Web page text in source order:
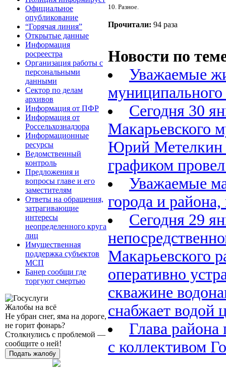
Официальное
опубликование
“Горячая линия”
Открытые данные
Информация
росреестра
Организация работы с
персональными
данными
Сектор по делам
архивов
Информация от ПФР
Информация от
Россельхознадзора
Информационные
ресурсы
Ведомственный
контроль
Предложения и
вопросы главе и его
заместителям
Ответы на обращения,
затрагивающие
интересы
неопределенного круга
лиц
Имущественная
поддержка субъектов
МСП
Банер сообщи где
торгуют смертью
Жалобы на всё
Не убран снег, яма на дороге,
не горит фонарь?
Столкнулись с проблемой —
сообщите о ней!
Подать жалобу
10. Разное.
Прочитали: 94 раза
Новости по
Уважаемые
Сегодня 30
Макарьевского
Юрий Метелкин
графиком
Уважаемые
города и района,
Сегодня 29
Макарьевского
оперативно
скважине
снабжает водой
Глава района
с коллективом